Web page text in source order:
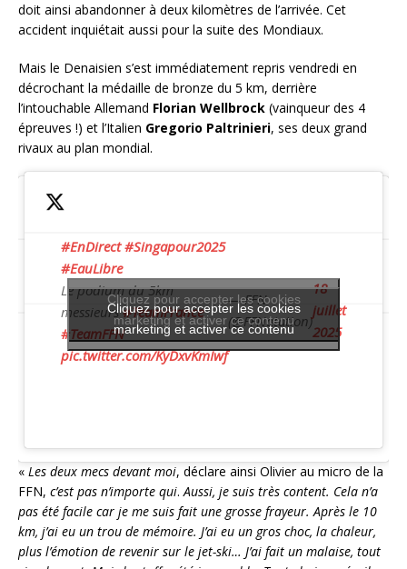
doit ainsi abandonner à deux kilomètres de l’arrivée. Cet
accident inquiétait aussi pour la suite des Mondiaux.
Mais le Denaisien s’est immédiatement repris vendredi en
décrochant la médaille de bronze du 5 km, derrière
l’intouchable Allemand Florian Wellbrock (vainqueur des 4
épreuves !) et l’Italien Gregorio Paltrinieri, ses deux grand
rivaux au plan mondial.
#EnDirect #Singapour2025
#EauLibre
Le podium du 5km
messieurs#TeamFrance
#TeamFFN
pic.twitter.com/KyDxvKmIwf
— FFN
(@FFNatation)
18
juillet
2025
Cliquez pour accepter les cookies
marketing et activer ce contenu
Cliquez pour accepter les cookies
marketing et activer ce contenu
« Les deux mecs devant moi, déclare ainsi Olivier au micro de la
FFN, c’est pas n’importe qui.Aussi, je suis très content. Cela n’a
pas été facile car je me suis fait une grosse frayeur. Après le 10
km, j’ai eu un trou de mémoire. J’ai eu un gros choc, la chaleur,
plus l’émotion de revenir sur le jet-ski… J’ai fait un malaise, tout